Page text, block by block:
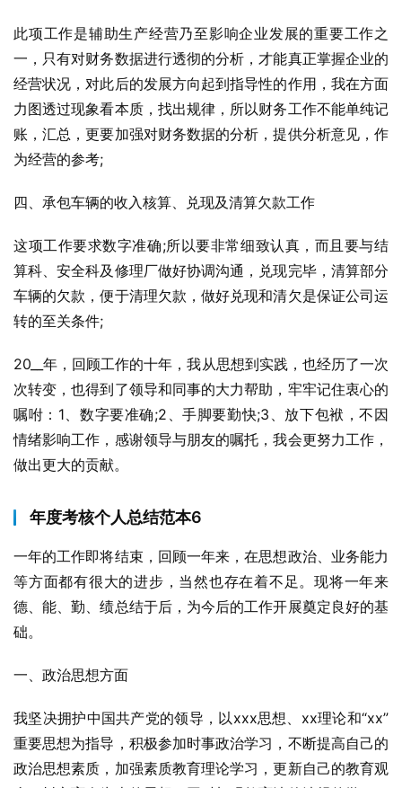
此项工作是辅助生产经营乃至影响企业发展的重要工作之
一，只有对财务数据进行透彻的分析，才能真正掌握企业的
经营状况，对此后的发展方向起到指导性的作用，我在方面
力图透过现象看本质，找出规律，所以财务工作不能单纯记
账，汇总，更要加强对财务数据的分析，提供分析意见，作
为经营的参考;
四、承包车辆的收入核算、兑现及清算欠款工作
这项工作要求数字准确;所以要非常细致认真，而且要与结
算科、安全科及修理厂做好协调沟通，兑现完毕，清算部分
车辆的欠款，便于清理欠款，做好兑现和清欠是保证公司运
转的至关条件;
20__年，回顾工作的十年，我从思想到实践，也经历了一次
次转变，也得到了领导和同事的大力帮助，牢牢记住衷心的
嘱咐：1、数字要准确;2、手脚要勤快;3、放下包袱，不因
情绪影响工作，感谢领导与朋友的嘱托，我会更努力工作，
做出更大的贡献。
年度考核个人总结范本6
一年的工作即将结束，回顾一年来，在思想政治、业务能力
等方面都有很大的进步，当然也存在着不足。现将一年来
德、能、勤、绩总结于后，为今后的工作开展奠定良好的基
础。
一、政治思想方面
我坚决拥护中国共产党的领导，以xxx思想、xx理论和“xx”
重要思想为指导，积极参加时事政治学习，不断提高自己的
政治思想素质，加强素质教育理论学习，更新自己的教育观